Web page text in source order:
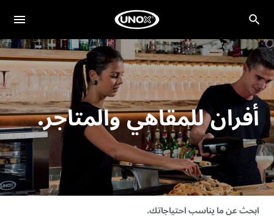
أفران للمقاهي والمتاجر.
ابحث عن ما يناسب احتياجاتك.